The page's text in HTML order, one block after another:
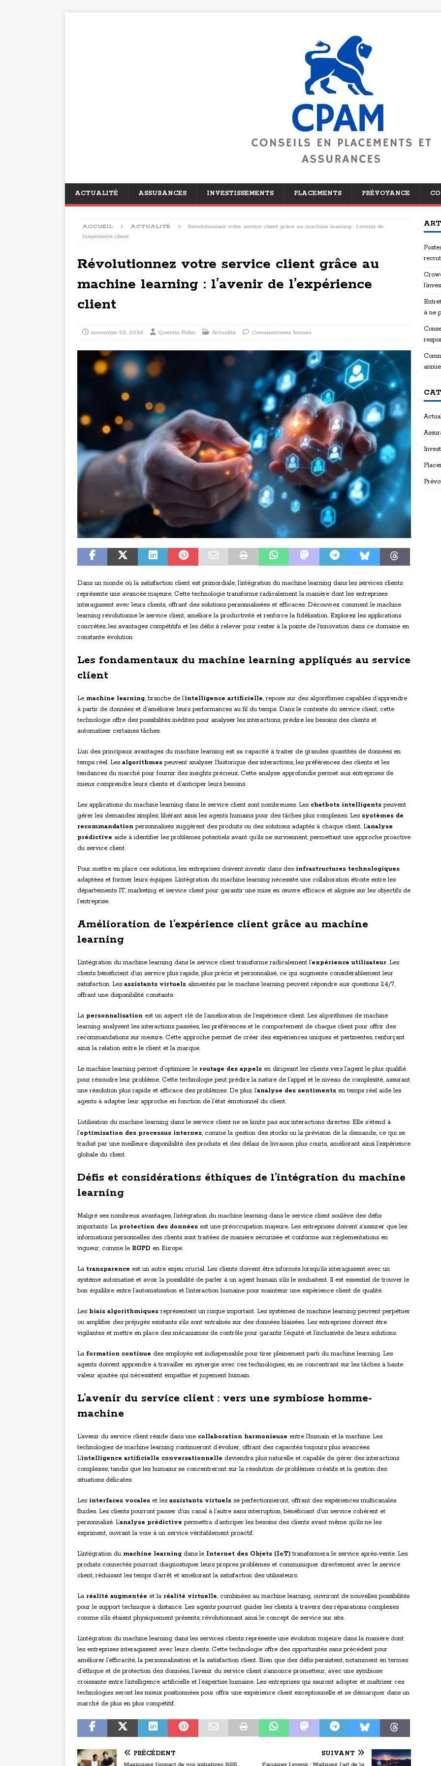
ACTUALITÉ ASSURANCES INVESTISSEMENTS PLACEMENTS PRÉVOYANCE
ACCUEIL ACTUALITÉ
Révolutionnez votre service client grâce au machine learning : l’avenir de
l’expérience client
Révolutionnez votre service client grâce au
machine learning : l’avenir de l’expérience
client
novembre 28, 2024 Quentin Foller Actualité Commentaires fermés
Dans un monde où la satisfaction client est primordiale, l’intégration du machine learning dans les services clients
représente une avancée majeure. Cette technologie transforme radicalement la manière dont les entreprises
interagissent avec leurs clients, offrant des solutions personnalisées et efficaces. Découvrez comment le machine
learning révolutionne le service client, améliore la productivité et renforce la fidélisation. Explorez les applications
concrètes, les avantages compétitifs et les défis à relever pour rester à la pointe de l’innovation dans ce domaine en
constante évolution.
Les fondamentaux du machine learning appliqués au service
client
Le machine learning, branche de l’intelligence artificielle, repose sur des algorithmes capables d’apprendre
à partir de données et d’améliorer leurs performances au fil du temps. Dans le contexte du service client, cette
technologie offre des possibilités inédites pour analyser les interactions, prédire les besoins des clients et
automatiser certaines tâches.
L’un des principaux avantages du machine learning est sa capacité à traiter de grandes quantités de données en
temps réel. Les algorithmes peuvent analyser l’historique des interactions, les préférences des clients et les
tendances du marché pour fournir des insights précieux. Cette analyse approfondie permet aux entreprises de
mieux comprendre leurs clients et d’anticiper leurs besoins.
Les applications du machine learning dans le service client sont nombreuses. Les chatbots intelligents peuvent
gérer les demandes simples, libérant ainsi les agents humains pour des tâches plus complexes. Les systèmes de
recommandation personnalisés suggèrent des produits ou des solutions adaptés à chaque client. L’analyse
prédictive aide à identifier les problèmes potentiels avant qu’ils ne surviennent, permettant une approche proactive
du service client.
Pour mettre en place ces solutions, les entreprises doivent investir dans des infrastructures technologiques
adaptées et former leurs équipes. L’intégration du machine learning nécessite une collaboration étroite entre les
départements IT, marketing et service client pour garantir une mise en œuvre efficace et alignée sur les objectifs de
l’entreprise.
Amélioration de l’expérience client grâce au machine
learning
L’intégration du machine learning dans le service client transforme radicalement l’expérience utilisateur. Les
clients bénéficient d’un service plus rapide, plus précis et personnalisé, ce qui augmente considérablement leur
satisfaction. Les assistants virtuels alimentés par le machine learning peuvent répondre aux questions 24/7,
offrant une disponibilité constante.
La personnalisation est un aspect clé de l’amélioration de l’expérience client. Les algorithmes de machine
learning analysent les interactions passées, les préférences et le comportement de chaque client pour offrir des
recommandations sur mesure. Cette approche permet de créer des expériences uniques et pertinentes, renforçant
ainsi la relation entre le client et la marque.
Le machine learning permet d’optimiser le routage des appels en dirigeant les clients vers l’agent le plus qualifié
pour résoudre leur problème. Cette technologie peut prédire la nature de l’appel et le niveau de complexité, assurant
une résolution plus rapide et efficace des problèmes. De plus, l’analyse des sentiments en temps réel aide les
agents à adapter leur approche en fonction de l’état émotionnel du client.
L’utilisation du machine learning dans le service client ne se limite pas aux interactions directes. Elle s’étend à
l’optimisation des processus internes, comme la gestion des stocks ou la prévision de la demande, ce qui se
traduit par une meilleure disponibilité des produits et des délais de livraison plus courts, améliorant ainsi l’expérience
globale du client.
Défis et considérations éthiques de l’intégration du machine
learning
Malgré ses nombreux avantages, l’intégration du machine learning dans le service client soulève des défis
importants. La protection des données est une préoccupation majeure. Les entreprises doivent s’assurer que les
informations personnelles des clients sont traitées de manière sécurisée et conforme aux réglementations en
vigueur, comme le RGPD en Europe.
La transparence est un autre enjeu crucial. Les clients doivent être informés lorsqu’ils interagissent avec un
système automatisé et avoir la possibilité de parler à un agent humain s’ils le souhaitent. Il est essentiel de trouver le
bon équilibre entre l’automatisation et l’interaction humaine pour maintenir une expérience client de qualité.
Les biais algorithmiques représentent un risque important. Les systèmes de machine learning peuvent perpétuer
ou amplifier des préjugés existants s’ils sont entraînés sur des données biaisées. Les entreprises doivent être
vigilantes et mettre en place des mécanismes de contrôle pour garantir l’équité et l’inclusivité de leurs solutions.
La formation continue des employés est indispensable pour tirer pleinement parti du machine learning. Les
agents doivent apprendre à travailler en synergie avec ces technologies, en se concentrant sur les tâches à haute
valeur ajoutée qui nécessitent empathie et jugement humain.
L’avenir du service client : vers une symbiose homme-
machine
L’avenir du service client réside dans une collaboration harmonieuse entre l’humain et la machine. Les
technologies de machine learning continueront d’évoluer, offrant des capacités toujours plus avancées.
L’intelligence artificielle conversationnelle deviendra plus naturelle et capable de gérer des interactions
complexes, tandis que les humains se concentreront sur la résolution de problèmes créatifs et la gestion des
situations délicates.
Les interfaces vocales et les assistants virtuels se perfectionneront, offrant des expériences multicanales
fluides. Les clients pourront passer d’un canal à l’autre sans interruption, bénéficiant d’un service cohérent et
personnalisé. L’analyse prédictive permettra d’anticiper les besoins des clients avant même qu’ils ne les
expriment, ouvrant la voie à un service véritablement proactif.
L’intégration du machine learning dans le Internet des Objets (IoT) transformera le service après-vente. Les
produits connectés pourront diagnostiquer leurs propres problèmes et communiquer directement avec le service
client, réduisant les temps d’arrêt et améliorant la satisfaction des utilisateurs.
La réalité augmentée et la réalité virtuelle, combinées au machine learning, ouvriront de nouvelles possibilités
pour le support technique à distance. Les agents pourront guider les clients à travers des réparations complexes
comme s’ils étaient physiquement présents, révolutionnant ainsi le concept de service sur site.
L’intégration du machine learning dans les services clients représente une évolution majeure dans la manière dont
les entreprises interagissent avec leurs clients. Cette technologie offre des opportunités sans précédent pour
améliorer l’efficacité, la personnalisation et la satisfaction client. Bien que des défis persistent, notamment en termes
d’éthique et de protection des données, l’avenir du service client s’annonce prometteur, avec une symbiose
croissante entre l’intelligence artificielle et l’expertise humaine. Les entreprises qui sauront adopter et maîtriser ces
technologies seront les mieux positionnées pour offrir une expérience client exceptionnelle et se démarquer dans un
marché de plus en plus compétitif.
PRÉCÉDENT
Maximisez l’impact de vos initiatives RSE
SUIVANT
Façonner l’avenir : Maîtrisez l’art de la
à ne